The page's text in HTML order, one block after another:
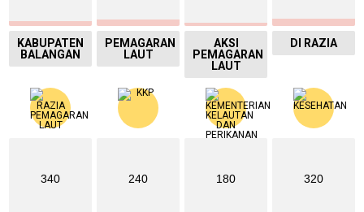
KABUPATEN
BALANGAN
PEMAGARAN
LAUT
AKSI
PEMAGARAN
LAUT
DI RAZIA
340 240 180 320